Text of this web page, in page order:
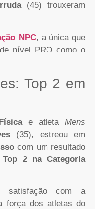
(45) trouxeram
NPC, a única que
nível PRO como o
Top 2 em
e atletaMens
(35), estreou em
com um resultado
Top 2 na Categoria
satisfação com a
força dos atletas do